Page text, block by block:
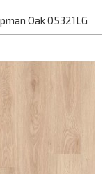
Oak 05321LG